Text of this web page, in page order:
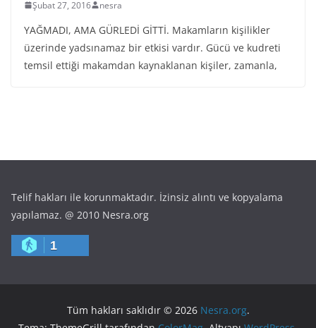
Şubat 27, 2016 nesra
YAĞMADI, AMA GÜRLEDİ GİTTİ. Makamların kişilikler
üzerinde yadsınamaz bir etkisi vardır. Gücü ve kudreti
temsil ettiği makamdan kaynaklanan kişiler, zamanla,
Telif hakları ile korunmaktadır. İzinsiz alıntı ve kopyalama
yapılamaz. @ 2010 Nesra.org
1
Tüm hakları saklıdır © 2026 Nesra.org.